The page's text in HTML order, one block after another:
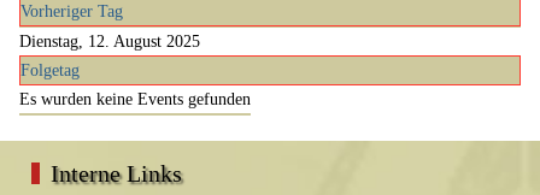
Vorheriger Tag
Dienstag, 12. August 2025
Folgetag
Es wurden keine Events gefunden
Interne Links